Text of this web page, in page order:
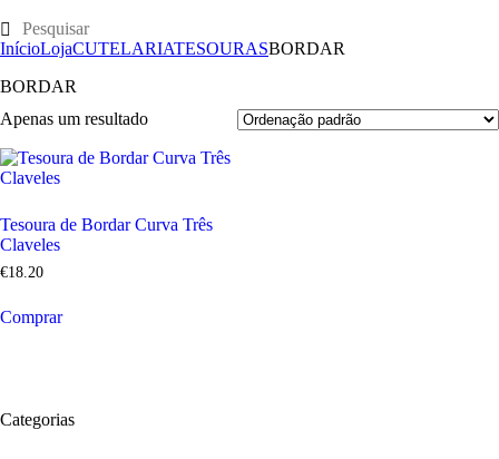
InícioLojaCUTELARIATESOURASBORDAR
BORDAR
Apenas um resultado
Tesoura de Bordar Curva Três
Claveles
€18.20
Comprar
Categorias